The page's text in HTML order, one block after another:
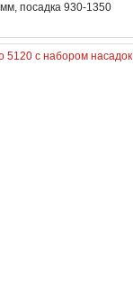
посадка 930-1350
5120 с набором насадок